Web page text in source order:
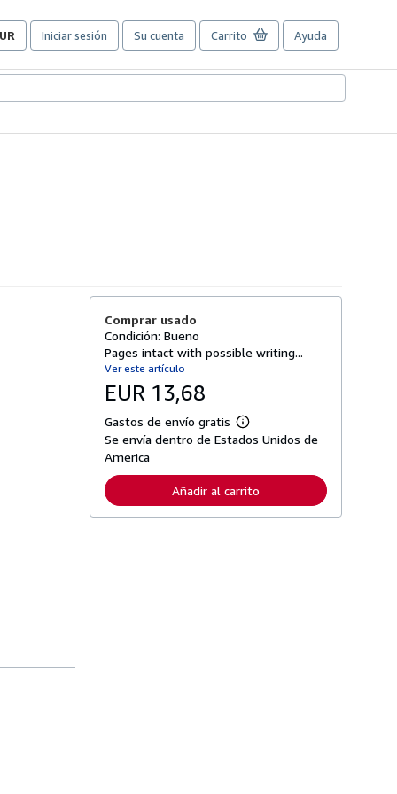
Iniciar sesión Su cuenta Carrito Ayuda
Comprar usado
Condición: Bueno
Pages intact with possible writing...
Ver este artículo
EUR 13,68
Gastos de envío gratis
M
á
f
o
r
Se envía dentro de Estados Unidos de
America
Añadir al carrito